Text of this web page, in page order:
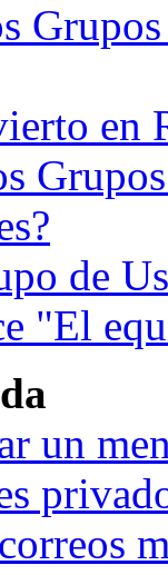
en
de
"El
un